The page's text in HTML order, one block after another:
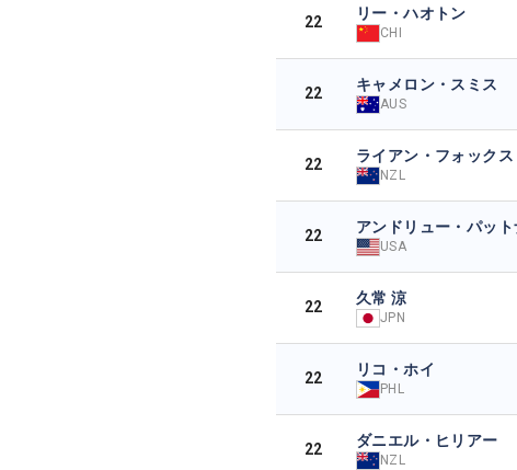
22 リー・ハオトン
CHI
22 キャメロン・スミス
AUS
22 ライアン・フォックス
NZL
22 アンドリュー・パット
USA
22 久常 涼
JPN
22 リコ・ホイ
PHL
22 ダニエル・ヒリアー
NZL